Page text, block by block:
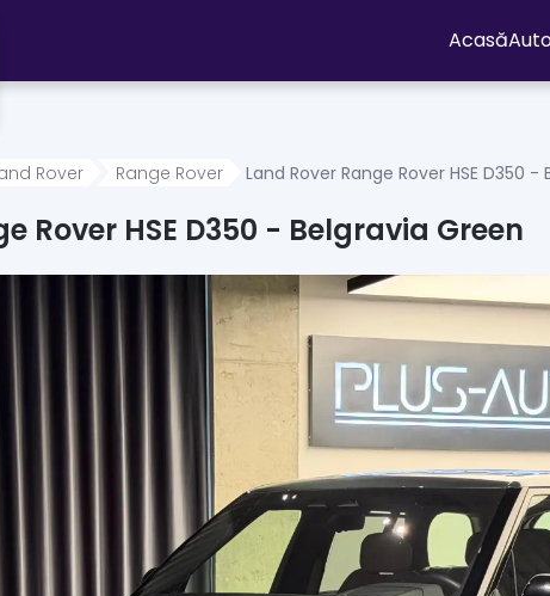
Acasă
Rover Range Rover Land Rover Range Rover HSE D350 -
Rover HSE D350 - Belgravia Green